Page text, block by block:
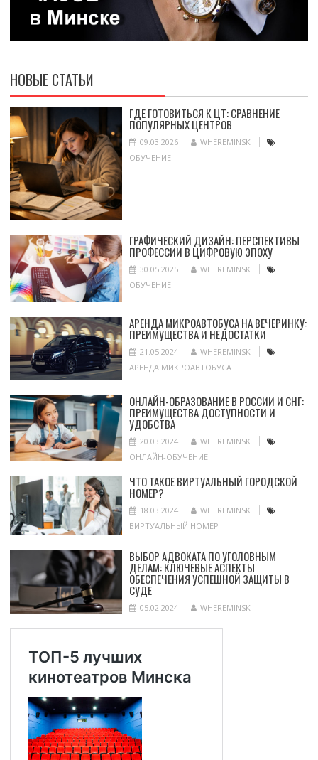
НОВЫЕ СТАТЬИ
ГДЕ ГОТОВИТЬСЯ К ЦТ: СРАВНЕНИЕ
ПОПУЛЯРНЫХ ЦЕНТРОВ
09.03.2026
WHEREMINSK
ОБУЧЕНИЕ
ГРАФИЧЕСКИЙ ДИЗАЙН: ПЕРСПЕКТИВЫ
ПРОФЕССИИ В ЦИФРОВУЮ ЭПОХУ
30.05.2025
WHEREMINSK
ОБУЧЕНИЕ
АРЕНДА МИКРОАВТОБУСА НА ВЕЧЕРИНКУ:
ПРЕИМУЩЕСТВА И НЕДОСТАТКИ
21.05.2024
WHEREMINSK
АРЕНДА МИКРОАВТОБУСА
ОНЛАЙН-ОБРАЗОВАНИЕ В РОССИИ И СНГ:
ПРЕИМУЩЕСТВА ДОСТУПНОСТИ И
УДОБСТВА
20.03.2024
WHEREMINSK
ОНЛАЙН-ОБУЧЕНИЕ
ЧТО ТАКОЕ ВИРТУАЛЬНЫЙ ГОРОДСКОЙ
НОМЕР?
18.03.2024
WHEREMINSK
ВИРТУАЛЬНЫЙ НОМЕР
ВЫБОР АДВОКАТА ПО УГОЛОВНЫМ
ДЕЛАМ: КЛЮЧЕВЫЕ АСПЕКТЫ
ОБЕСПЕЧЕНИЯ УСПЕШНОЙ ЗАЩИТЫ В
СУДЕ
05.02.2024 WHEREMINSK